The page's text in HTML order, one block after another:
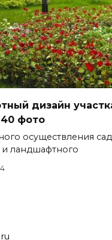
дизайн
фото
осуществления
ландшафтного